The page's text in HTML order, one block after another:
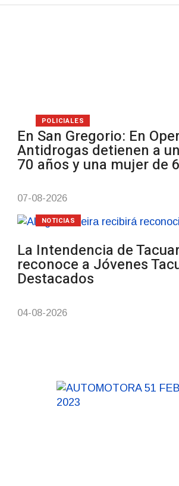
En San Gregorio: En
Antidrogas detienen a
70 años y una mujer de
07-08-2026
POLICIALES
La Intendencia de
reconoce a Jóvenes
Destacados
04-08-2026
NOTICIAS